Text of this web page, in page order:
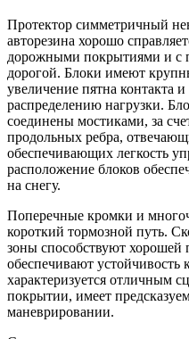
Протектор симметричный
авторезина хорошо
дорожными покрытиями и с
дорогой. Блоки имеют
увеличение пятна контакта
распределению нагрузки.
соединены мостиками, за
продольных ребра,
обеспечивающих легкость
расположение блоков
на снегу.
Поперечные кромки и
короткий тормозной путь.
зоны способствуют хорошей
обеспечивают
характеризуется отличным
покрытии, имеет
маневрировании.